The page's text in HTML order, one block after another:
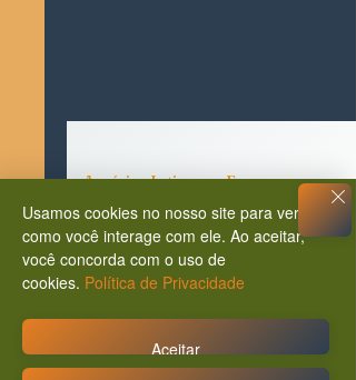
América Latina em Foco
Usamos cookies no nosso site para ver
como você interage com ele. Ao aceitar,
você concorda com o uso de
cookies. Política de Privacidade
Aceitar